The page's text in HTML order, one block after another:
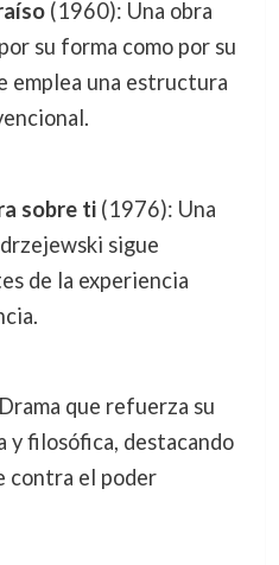
(1960): Una obra
su forma como por su
emplea una estructura
sobre ti(1976): Una
sigue
de la experiencia
que refuerza su
y filosófica, destacando
contra el poder